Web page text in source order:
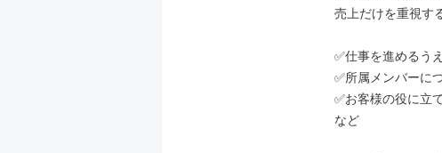
売上だけを重視す
✅仕事を進めるう
✅所属メンバーに
✅お客様の役に立
など